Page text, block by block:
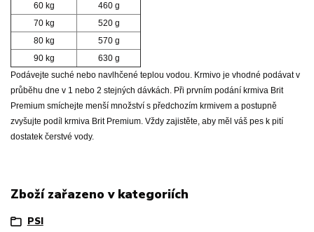
60 kg
460 g
70 kg
520 g
80 kg
570 g
90 kg
630 g
Podávejte suché nebo navlhčené teplou vodou. Krmivo je vhodné podávat v
průběhu dne v 1 nebo 2 stejných dávkách. Při prvním podání krmiva Brit
Premium smíchejte menší množství s předchozím krmivem a postupně
zvyšujte podíl krmiva Brit Premium. Vždy zajistěte, aby měl váš pes k pití
dostatek čerstvé vody.
Zboží zařazeno v kategoriích
PSI